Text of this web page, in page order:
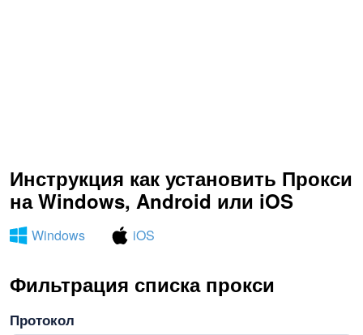
Инструкция как установить Прокси
на Windows, Android или iOS
Windows iOS
Фильтрация списка прокси
Протокол